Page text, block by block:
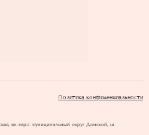
Политика конфиденциальности
вн.тер.г. муниципальный округ Донской, ш